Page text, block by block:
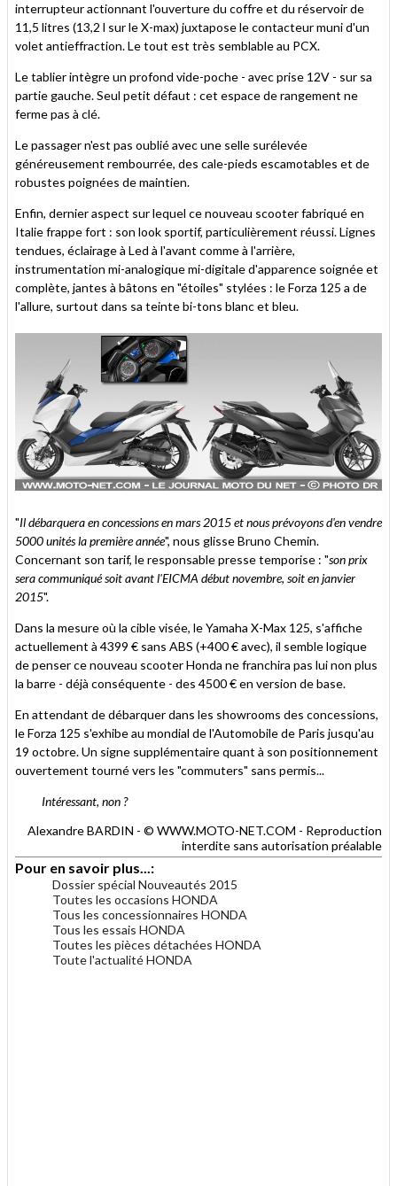
interrupteur actionnant l'ouverture du coffre et du réservoir de
11,5 litres (13,2 l sur le X-max) juxtapose le contacteur muni d'un
volet antieffraction. Le tout est très semblable au PCX.
Le tablier intègre un profond vide-poche - avec prise 12V - sur sa
partie gauche. Seul petit défaut : cet espace de rangement ne
ferme pas à clé.
Le passager n'est pas oublié avec une selle surélevée
généreusement rembourrée, des cale-pieds escamotables et de
robustes poignées de maintien.
Enfin, dernier aspect sur lequel ce nouveau scooter fabriqué en
Italie frappe fort : son look sportif, particulièrement réussi. Lignes
tendues, éclairage à Led à l'avant comme à l'arrière,
instrumentation mi-analogique mi-digitale d'apparence soignée et
complète, jantes à bâtons en "étoiles" stylées : le Forza 125 a de
l'allure, surtout dans sa teinte bi-tons blanc et bleu.
"Il débarquera en concessions en mars 2015 et nous prévoyons d'en vendre
5000 unités la première année", nous glisse Bruno Chemin.
Concernant son tarif, le responsable presse temporise : "son prix
sera communiqué soit avant l'EICMA début novembre, soit en janvier
2015".
Dans la mesure où la cible visée, le Yamaha X-Max 125, s'affiche
actuellement à 4399 € sans ABS (+400 € avec), il semble logique
de penser ce nouveau scooter Honda ne franchira pas lui non plus
la barre - déjà conséquente - des 4500 € en version de base.
En attendant de débarquer dans les showrooms des concessions,
le Forza 125 s'exhibe au mondial de l'Automobile de Paris jusqu'au
19 octobre. Un signe supplémentaire quant à son positionnement
ouvertement tourné vers les "commuters" sans permis...
Intéressant, non ?
Alexandre BARDIN - © WWW.MOTO-NET.COM - Reproduction
interdite sans autorisation préalable
Pour en savoir plus...:
Dossier spécial Nouveautés 2015
Toutes les occasions HONDA
Tous les concessionnaires HONDA
Tous les essais HONDA
Toutes les pièces détachées HONDA
Toute l'actualité HONDA